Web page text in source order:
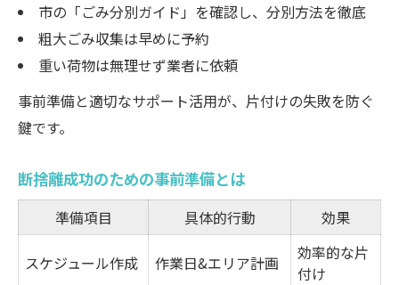
市の「ごみ分別ガイド」を確認し、分別方法を徹底
粗大ごみ収集は早めに予約
重い荷物は無理せず業者に依頼
事前準備と適切なサポート活用が、片付けの失敗を防ぐ
鍵です。
断捨離成功のための事前準備とは
準備項目 具体的行動 効果
スケジュール作成 作業日&エリア計画
効率的な片
付け